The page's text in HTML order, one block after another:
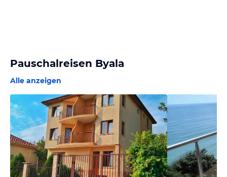
Pauschalreisen Byala
Alle anzeigen